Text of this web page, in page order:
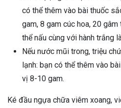
có thể thêm vào bài thuốc
gam, 8 gam cúc hoa, 20
thể nấu cùng với hành trắng
Nếu nước mũi trong, triệu
lạnh: bạn có thể thêm vào
vị 8-10 gam.
Ké đầu ngựa chữa viêm xoang,